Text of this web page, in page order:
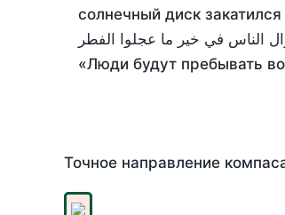
солнечный диск
الناس في خير ما عجلوا الفطر
«Люди будут пребывать
Точное направление